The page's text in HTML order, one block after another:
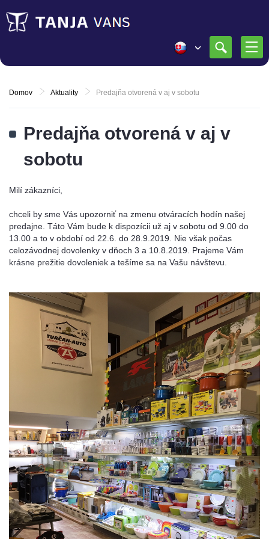
Domov Aktuality Predajňa otvorená v aj v sobotu
Predajňa otvorená v aj v
sobotu
Milí zákazníci,
chceli by sme Vás upozorniť na zmenu otváracích hodín našej
predajne. Táto Vám bude k dispozícii už aj v sobotu od 9.00 do
13.00 a to v období od 22.6. do 28.9.2019. Nie však počas
celozávodnej dovolenky v dňoch 3 a 10.8.2019. Prajeme Vám
krásne prežitie dovoleniek a tešíme sa na Vašu návštevu.